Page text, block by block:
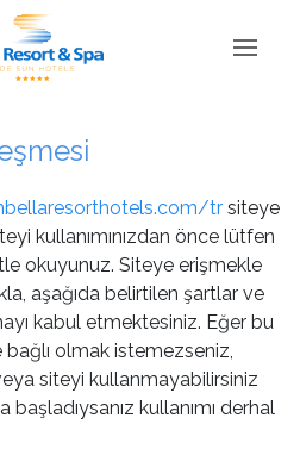
tr siteye
kullanımınızdan önce lütfen
okuyunuz. Siteye erişmekle
aşağıda belirtilen şartlar ve
kabul etmektesiniz. Eğer bu
olmak istemezseniz,
siteyi kullanmayabilirsiniz
kullanımı derhal